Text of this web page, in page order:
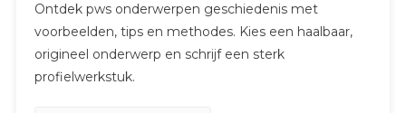
Ontdek pws onderwerpen geschiedenis met
voorbeelden, tips en methodes. Kies een haalbaar,
origineel onderwerp en schrijf een sterk
profielwerkstuk.